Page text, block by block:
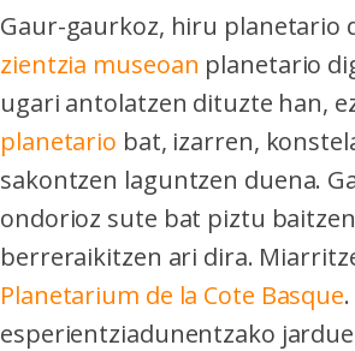
Gaur-gaurkoz, hiru planetario
zientzia museoan planetario
ugari antolatzen dituzte han,
planetario bat, izarren,
sakontzen laguntzen duena.
ondorioz sute bat piztu
berreraikitzen ari dira.
Planetarium de la Cote Basque
esperientziadunentzako